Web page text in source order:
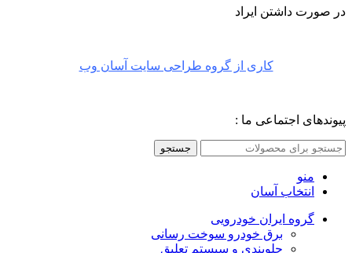
در صورت داشتن ایراد
کاری از گروه طراحی سایت آسان وب
پیوندهای اجتماعی ما :
جستجو
منو
انتخاب آسان
گروه ایران خودرویی
برق خودرو سوخت رسانی
جلوبندی و سیستم تعلیق